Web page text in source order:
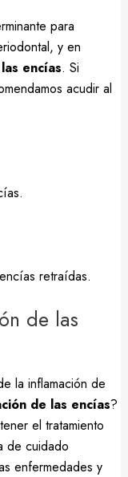
para
y en
encías. Si
acudir al
retraídas.
de las
la inflamación de
de las encías?
el tratamiento
de cuidado
enfermedades y